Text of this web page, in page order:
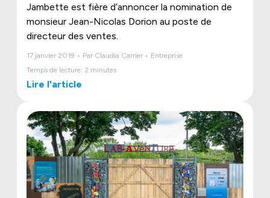
Jambette est fière d’annoncer la nomination de
monsieur Jean-Nicolas Dorion au poste de
directeur des ventes.
17 janvier 2019 • Par Claudia Carrier • Entreprise
Temps de lecture: 2 minutes
Lire l'article